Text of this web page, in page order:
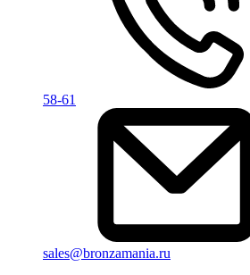
58-61
sales@bronzamania.ru